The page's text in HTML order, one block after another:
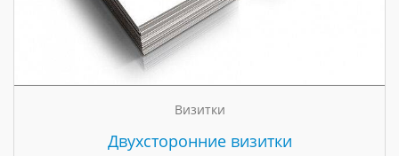
Визитки
Двухсторонние визитки